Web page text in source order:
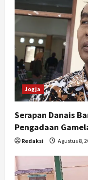
a
t
i
o
n Jogja
Serapan Danais
Pengadaan
Redaksi Agustus 8,